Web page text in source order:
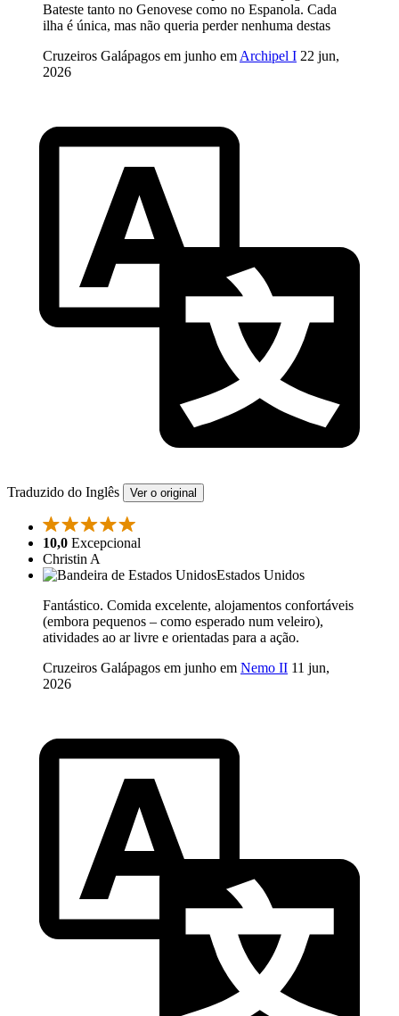
Bateste tanto no Genovese como no Espanola. Cada
ilha é única, mas não queria perder nenhuma destas
Cruzeiros Galápagos em junho em Archipel I 22 jun,
2026
Traduzido do Inglês Ver o original
10,0 Excepcional
Christin A
Estados Unidos
Fantástico. Comida excelente, alojamentos confortáveis
(embora pequenos – como esperado num veleiro),
atividades ao ar livre e orientadas para a ação.
Cruzeiros Galápagos em junho em Nemo II 11 jun,
2026